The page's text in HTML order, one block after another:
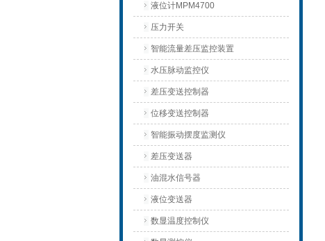
液位计MPM4700
压力开关
智能流量差压监控装置
水压脉动监控仪
差压变送控制器
位移变送控制器
智能振动摆度监测仪
差压变送器
油混水信号器
液位变送器
数显温度控制仪